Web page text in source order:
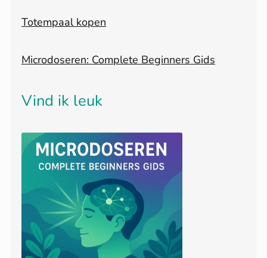
Totempaal kopen
Microdoseren: Complete Beginners Gids
Vind ik leuk